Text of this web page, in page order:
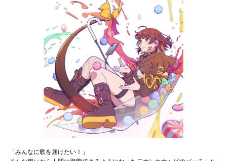
muevoクラウドファンディング
muevoコミュニティ
ぶいクラ！by muevo
ぶいコミュ！by muevo
ぶいマガ！ by muevo
「みんなに歌を届けたい！」